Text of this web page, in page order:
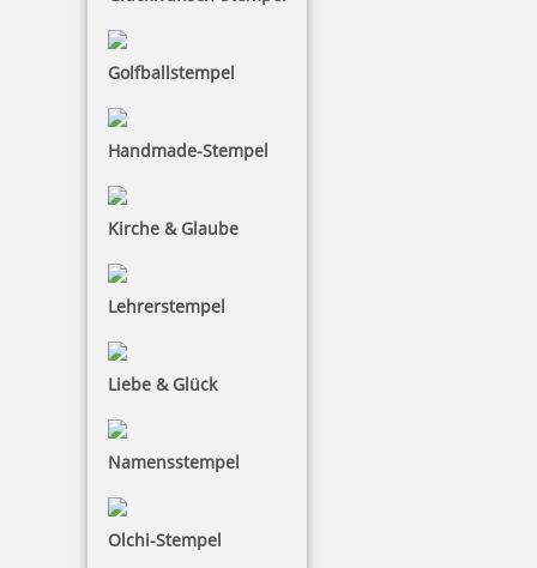
Golfballstempel
Handmade-Stempel
Kirche & Glaube
Lehrerstempel
Liebe & Glück
Namensstempel
Olchi-Stempel
Colop Datumsstempel 04000 Schrifthöhe 4 mm